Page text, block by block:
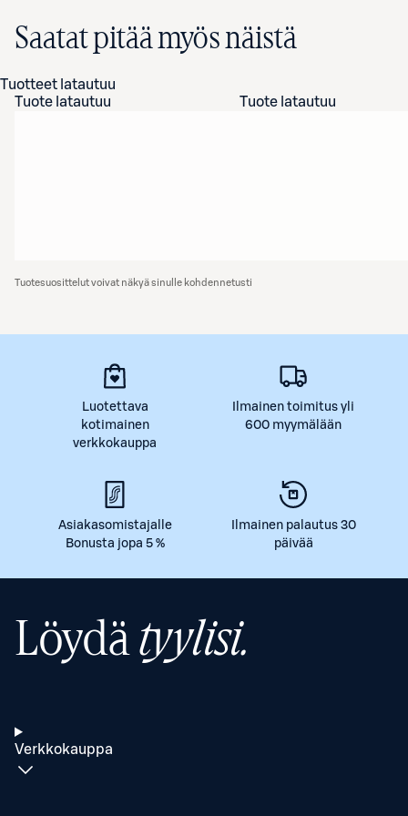
Saatat pitää myös näistä
Tuotteet latautuu
Tuote latautuu
Tuote latautuu
Tuotesuosittelut voivat näkyä sinulle kohdennetusti
Luotettava
kotimainen
verkkokauppa
Ilmainen toimitus yli
600 myymälään
Asiakasomistajalle
Bonusta jopa 5 %
Ilmainen palautus 30
päivää
Löydätyylisi.
Verkkokauppa